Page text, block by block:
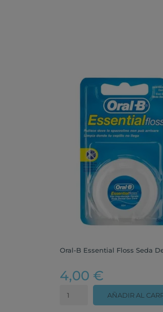
Oral-B Essential Floss Seda
4,00 €
AÑADIR AL